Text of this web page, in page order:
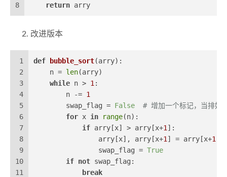
8
return arry
改进版本
1
2
3
4
5
6
7
8
9
10
11
def bubble_sort(arry):
    n =
len(arry)
while n > 1 :
        n -=
1
        swap_flag =
False
# 增加一个标记，当排好
for x in range(n):
if arry[x] > arry[x+1 ]:
                arry[x], arry[x+
1 ] = arry[x+1
                swap_flag =
True
if not swap_flag:
break